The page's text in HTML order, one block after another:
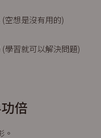
空想是沒有用的)
習就可以解決問題)
倍
。